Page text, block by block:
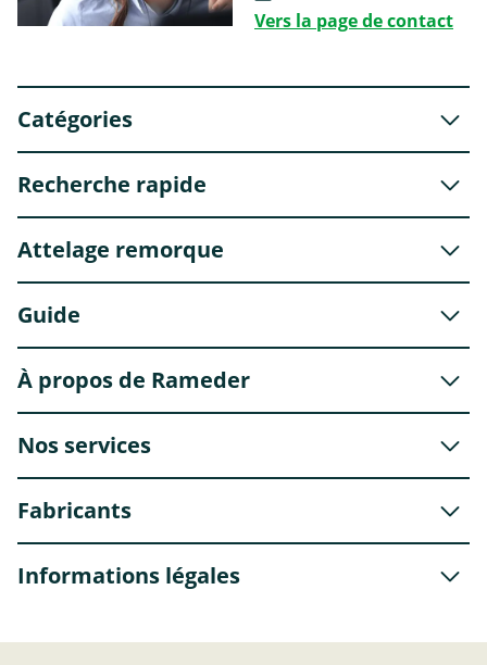
Vers la page de contact
Catégories
Recherche rapide
Attelage remorque
Guide
À propos de Rameder
Nos services
Fabricants
Informations légales